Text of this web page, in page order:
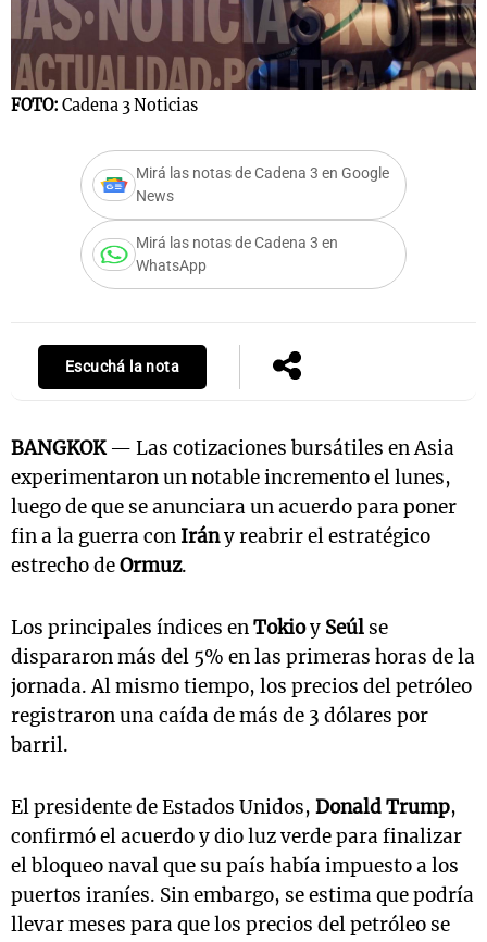
FOTO: Cadena 3 Noticias
Mirá las notas de Cadena 3 en Google
News
Mirá las notas de Cadena 3 en
WhatsApp
Escuchá la nota
BANGKOK— Las cotizaciones bursátiles en Asia
experimentaron un notable incremento el lunes,
luego de que se anunciara un acuerdo para poner
fin a la guerra con Irány reabrir el estratégico
estrecho deOrmuz.
Los principales índices enTokioy Seúl se
dispararon más del 5% en las primeras horas de la
jornada. Al mismo tiempo, los precios del petróleo
registraron una caída de más de 3 dólares por
barril.
El presidente de Estados Unidos, Donald Trump,
confirmó el acuerdo y dio luz verde para finalizar
el bloqueo naval que su país había impuesto a los
puertos iraníes. Sin embargo, se estima que podría
llevar meses para que los precios del petróleo se